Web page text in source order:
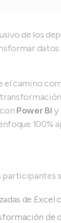
de los
datos
camino
Power BIy
100%
participantes
de
de